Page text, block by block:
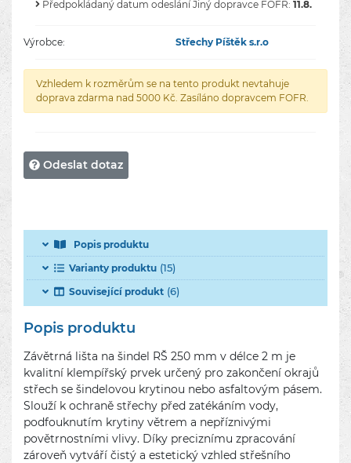
Předpokládaný datum odeslání Jiný dopravce FOFR: 11.8.
Výrobce: Střechy Píštěk s.r.o
Vzhledem k rozměrům se na tento produkt nevtahuje
doprava zdarma nad 5000 Kč. Zasíláno dopravcem FOFR.
Odeslat dotaz
Popis produktu
Varianty produktu (15)
Související produkt (6)
Popis produktu
Závětrná lišta na šindel RŠ 250 mm v délce 2 m je
kvalitní klempířský prvek určený pro zakončení okrajů
střech se šindelovou krytinou nebo asfaltovým pásem.
Slouží k ochraně střechy před zatékáním vody,
podfouknutím krytiny větrem a nepříznivými
povětrnostními vlivy. Díky preciznímu zpracování
zároveň vytváří čistý a estetický vzhled střešního